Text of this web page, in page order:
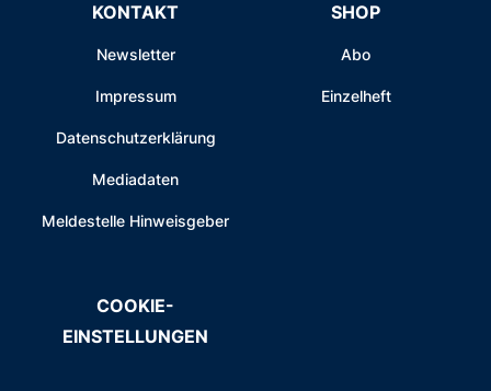
KONTAKT
Newsletter
Impressum
Datenschutzerklärung
Mediadaten
Meldestelle Hinweisgeber
SHOP
Abo
Einzelheft
COOKIE-
EINSTELLUNGEN